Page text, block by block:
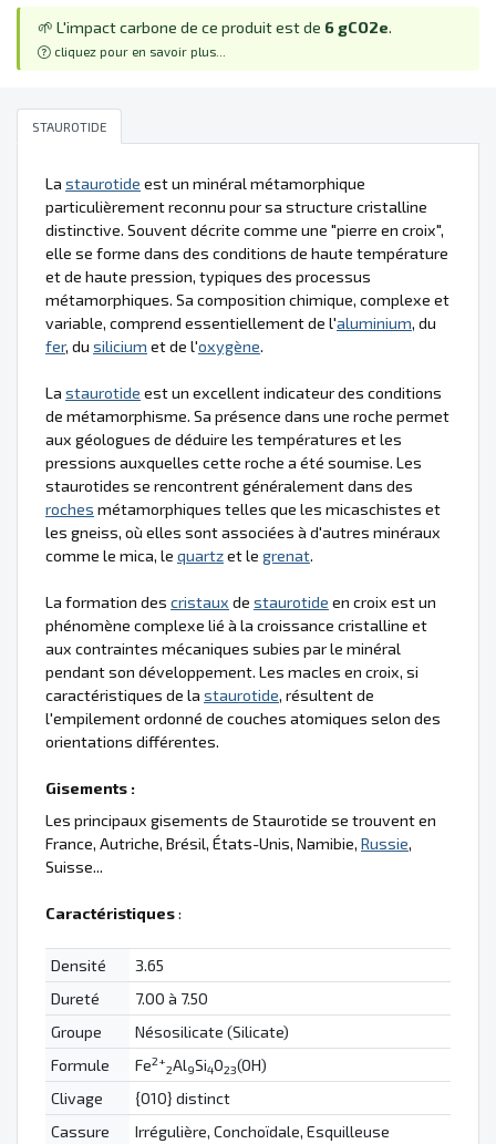
🌱 L'impact carbone de ce produit est de 6 gCO2e.
cliquez pour en savoir plus...
STAUROTIDE
La staurotide est un minéral métamorphique
particulièrement reconnu pour sa structure cristalline
distinctive. Souvent décrite comme une "pierre en croix",
elle se forme dans des conditions de haute température
et de haute pression, typiques des processus
métamorphiques. Sa composition chimique, complexe et
variable, comprend essentiellement de l'aluminium, du
fer, du silicium et de l'oxygène.
La staurotide est un excellent indicateur des conditions
de métamorphisme. Sa présence dans une roche permet
aux géologues de déduire les températures et les
pressions auxquelles cette roche a été soumise. Les
staurotides se rencontrent généralement dans des
roches métamorphiques telles que les micaschistes et
les gneiss, où elles sont associées à d'autres minéraux
comme le mica, le quartzet le grenat.
La formation des cristaux de staurotide en croix est un
phénomène complexe lié à la croissance cristalline et
aux contraintes mécaniques subies par le minéral
pendant son développement. Les macles en croix, si
caractéristiques de la staurotide, résultent de
l'empilement ordonné de couches atomiques selon des
orientations différentes.
Gisements :
Les principaux gisements de Staurotide se trouvent en
France, Autriche, Brésil, États-Unis, Namibie, Russie,
Suisse...
Caractéristiques:
Densité
3.65
Dureté
7.00 à 7.50
Groupe
Nésosilicate (Silicate)
Formule
Fe2+
2Al9Si4O23(OH)
Clivage
{010} distinct
Cassure
Irrégulière, Conchoïdale, Esquilleuse